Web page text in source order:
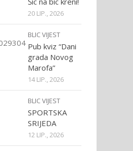
20 LIP., 2026
BLIC VIJEST
Pub kviz “Dani
grada Novog
Marofa”
14 LIP., 2026
BLIC VIJEST
SPORTSKA
SRIJEDA
12 LIP., 2026